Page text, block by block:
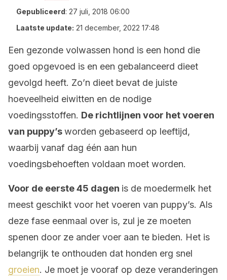
Gepubliceerd: 27 juli, 2018 06:00
Laatste update: 21 december, 2022 17:48
Een gezonde volwassen hond is een hond die
goed opgevoed is en een gebalanceerd dieet
gevolgd heeft. Zo’n dieet bevat de juiste
hoeveelheid eiwitten en de nodige
voedingsstoffen. De richtlijnen voor het voeren
van puppy’sworden gebaseerd op leeftijd,
waarbij vanaf dag één aan hun
voedingsbehoeften voldaan moet worden.
Voor de eerste 45 dagen is de moedermelk het
meest geschikt voor het voeren van puppy’s. Als
deze fase eenmaal over is, zul je ze moeten
spenen door ze ander voer aan te bieden. Het is
belangrijk te onthouden dat honden erg snel
groeien. Je moet je vooraf op deze veranderingen